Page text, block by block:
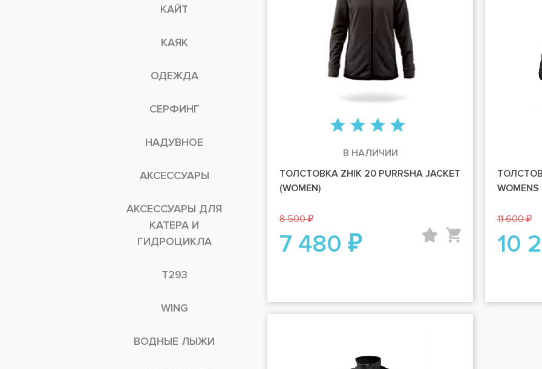
КАЙТ
КАЯК
ОДЕЖДА
СЕРФИНГ
НАДУВНОЕ
АКСЕССУАРЫ
АКСЕССУАРЫ ДЛЯ
КАТЕРА И
ГИДРОЦИКЛА
T293
WING
ВОДНЫЕ ЛЫЖИ
В НАЛИЧИИ
ТОЛСТОВКА ZHIK 20 PURRSHA JACKET
(WOMEN)
8 500 ₽
7 480 ₽
WOMENS
11 600 ₽
10